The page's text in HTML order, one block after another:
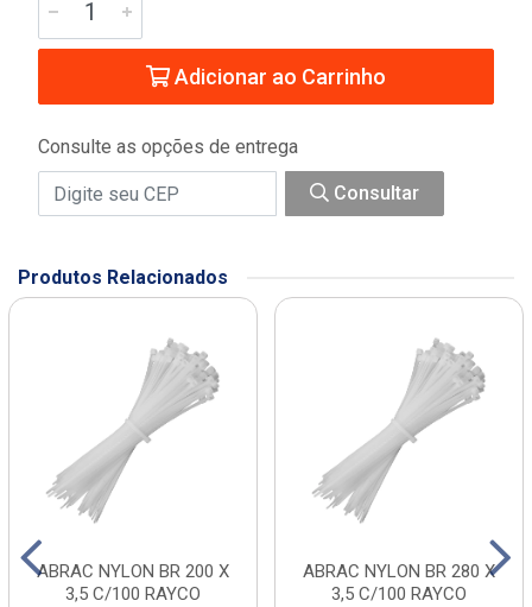
Adicionar ao Carrinho
Consulte as opções de entrega
Consultar
Produtos Relacionados
ABRAC NYLON BR 200 X
3,5 C/100 RAYCO
ABRAC NYLON BR 280 X
3,5 C/100 RAYCO